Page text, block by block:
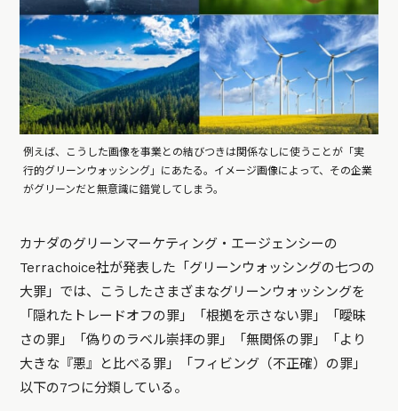
例えば、こうした画像を事業との結びつきは関係なしに使うことが「実
行的グリーンウォッシング」にあたる。イメージ画像によって、その企業
がグリーンだと無意識に錯覚してしまう。
カナダのグリーンマーケティング・エージェンシーの
Terrachoice社が発表した「グリーンウォッシングの七つの
大罪」では、こうしたさまざまなグリーンウォッシングを
「隠れたトレードオフの罪」「根拠を示さない罪」「曖昧
さの罪」「偽りのラベル崇拝の罪」「無関係の罪」「より
大きな『悪』と比べる罪」「フィビング（不正確）の罪」
以下の7つに分類している。